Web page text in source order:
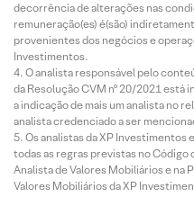
decorrência de alterações nas
remuneração(es) é(são)
provenientes dos negócios e
Investimentos.
O analista responsável pelo
da Resolução CVM nº 20/2021 está
a indicação de mais um analista no
analista credenciado a ser
Os analistas da XP
todas as regras previstas no Código
Analista de Valores Mobiliários e na
Valores Mobiliários da XP